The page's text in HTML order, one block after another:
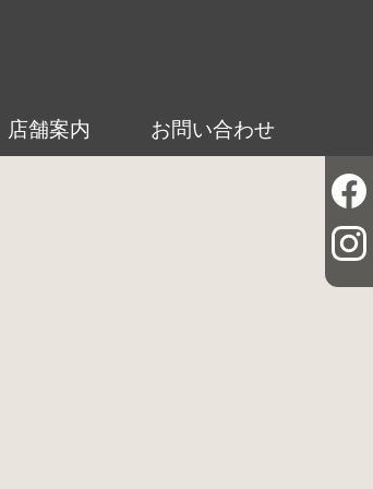
店舗案内 お問い合わせ